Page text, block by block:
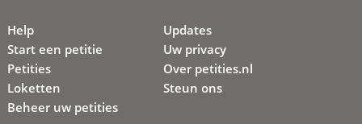
Help
Start een petitie
Petities
Loketten
Beheer uw petities
Updates
Uw privacy
Over petities.nl
Steun ons